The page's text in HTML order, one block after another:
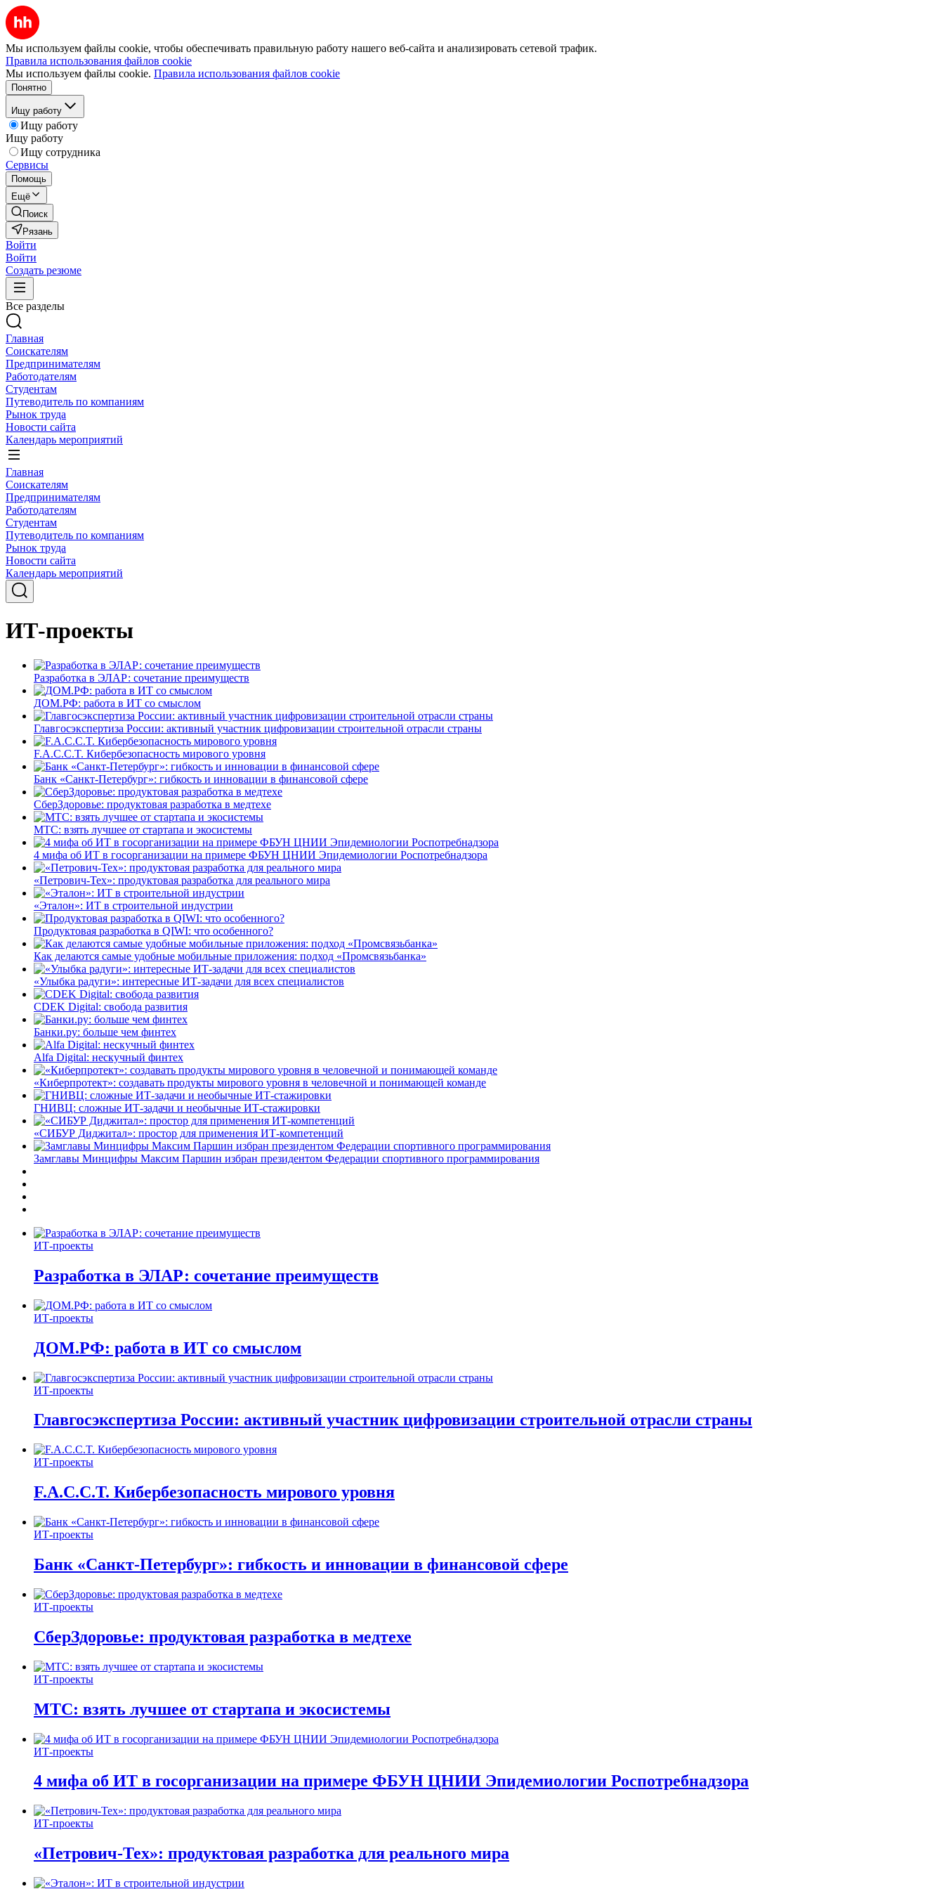
Мы используем файлы cookie, чтобы обеспечивать правильную работу нашего веб-сайта и анализировать сетевой трафик.
Правила использования файлов cookie
Мы используем файлы cookie. Правила использования файлов cookie
Понятно
Ищу работу
Ищу работу
Ищу работу
Ищу сотрудника
Сервисы
Помощь
Ещё
Поиск
Рязань
Войти
Войти
Создать резюме
Все разделы
Главная
Соискателям
Предпринимателям
Работодателям
Студентам
Путеводитель по компаниям
Рынок труда
Новости сайта
Календарь мероприятий
Главная
Соискателям
Предпринимателям
Работодателям
Студентам
Путеводитель по компаниям
Рынок труда
Новости сайта
Календарь мероприятий
ИТ-проекты
Разработка в ЭЛАР: сочетание преимуществ
ДОМ.РФ: работа в ИТ со смыслом
Главгосэкспертиза России: активный участник цифровизации строительной отрасли страны
F.A.C.C.T. Кибербезопасность мирового уровня
Банк «Санкт-Петербург»: гибкость и инновации в финансовой сфере
СберЗдоровье: продуктовая разработка в медтехе
МТС: взять лучшее от стартапа и экосистемы
4 мифа об ИТ в госорганизации на примере ФБУН ЦНИИ Эпидемиологии Роспотребнадзора
«Петрович-Тех»: продуктовая разработка для реального мира
«Эталон»: ИТ в строительной индустрии
Продуктовая разработка в QIWI: что особенного?
Как делаются самые удобные мобильные приложения: подход «Промсвязьбанка»
«Улыбка радуги»: интересные ИТ-задачи для всех специалистов
CDEK Digital: свобода развития
Банки.ру: больше чем финтех
Alfa Digital: нескучный финтех
«Киберпротект»: создавать продукты мирового уровня в человечной и понимающей команде
ГНИВЦ: сложные ИТ‑задачи и необычные ИТ‑стажировки
«СИБУР Диджитал»: простор для применения ИТ-компетенций
Замглавы Минцифры Максим Паршин избран президентом Федерации спортивного программирования
ИТ-проекты
Разработка в ЭЛАР: сочетание преимуществ
ИТ-проекты
ДОМ.РФ: работа в ИТ со смыслом
ИТ-проекты
Главгосэкспертиза России: активный участник цифровизации строительной отрасли страны
ИТ-проекты
F.A.C.C.T. Кибербезопасность мирового уровня
ИТ-проекты
Банк «Санкт-Петербург»: гибкость и инновации в финансовой сфере
ИТ-проекты
СберЗдоровье: продуктовая разработка в медтехе
ИТ-проекты
МТС: взять лучшее от стартапа и экосистемы
ИТ-проекты
4 мифа об ИТ в госорганизации на примере ФБУН ЦНИИ Эпидемиологии Роспотребнадзора
ИТ-проекты
«Петрович-Тех»: продуктовая разработка для реального мира